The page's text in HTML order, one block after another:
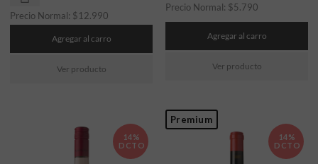
Precio Normal: $12.990
Agregar al carro
Ver producto
Precio Normal: $5.790
Agregar al carro
Ver producto
14%
DCTO
Premium
14%
DCTO